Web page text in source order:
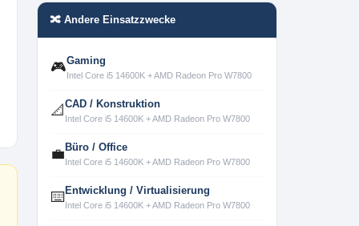
🔀 Andere Einsatzzwecke
🎮Gaming
Intel Core i5 14600K + AMD Radeon Pro W7800
📐 CAD / Konstruktion
Intel Core i5 14600K + AMD Radeon Pro W7800
💼 Büro / Office
Intel Core i5 14600K + AMD Radeon Pro W7800
⌨️ Entwicklung / Virtualisierung
Intel Core i5 14600K + AMD Radeon Pro W7800